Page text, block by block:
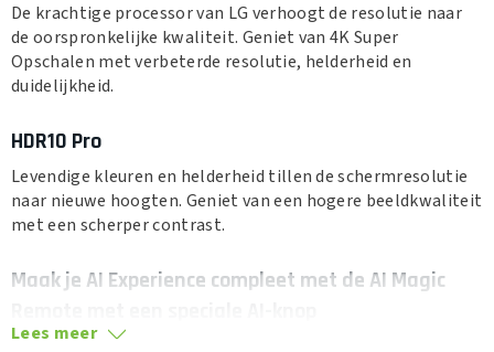
De krachtige processor van LG verhoogt de resolutie naar
de oorspronkelijke kwaliteit. Geniet van 4K Super
Opschalen met verbeterde resolutie, helderheid en
duidelijkheid.
HDR10 Pro
Levendige kleuren en helderheid tillen de schermresolutie
naar nieuwe hoogten. Geniet van een hogere beeldkwaliteit
met een scherper contrast.
Maak je AI Experience compleet met de AI Magic
Bedien je tv eenvoudig met de AI Magic Remote. Geen extra
Lees meer